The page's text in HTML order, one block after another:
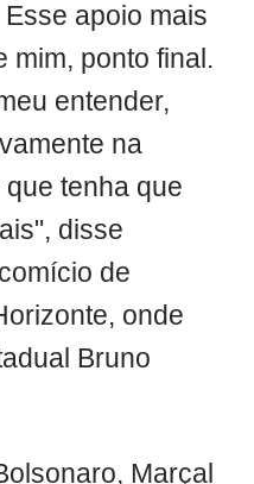
apoio mais
mim, ponto final.
entender,
na
tenha que
disse
de
onde
Bruno
Marçal